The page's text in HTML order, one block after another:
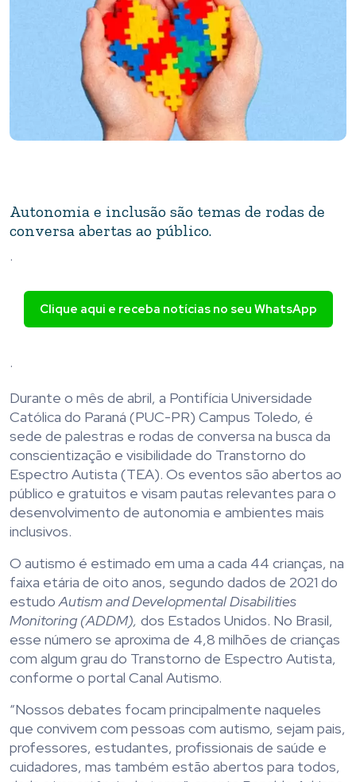
Autonomia e inclusão são temas de rodas de
conversa abertas ao público.
.
Clique aqui e receba notícias no seu WhatsApp
.
Durante o mês de abril, a Pontifícia Universidade
Católica do Paraná (PUC-PR) Campus Toledo, é
sede de palestras e rodas de conversa na busca da
conscientização e visibilidade do Transtorno do
Espectro Autista (TEA). Os eventos são abertos ao
público e gratuitos e visam pautas relevantes para o
desenvolvimento de autonomia e ambientes mais
inclusivos.
O autismo é estimado em uma a cada 44 crianças, na
faixa etária de oito anos, segundo dados de 2021 do
estudoAutism and Developmental Disabilities
Monitoring (ADDM), dos Estados Unidos. No Brasil,
esse número se aproxima de 4,8 milhões de crianças
com algum grau do Transtorno de Espectro Autista,
conforme o portal Canal Autismo.
“Nossos debates focam principalmente naqueles
que convivem com pessoas com autismo, sejam pais,
professores, estudantes, profissionais de saúde e
cuidadores, mas também estão abertos para todos,